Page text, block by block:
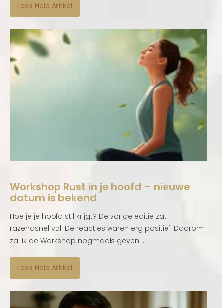
Lees Hele Artikel
Workshop Rust in je hoofd – nieuwe
datum is bekend
Hoe je je hoofd stil krijgt? De vorige editie zat
razendsnel vol. De reacties waren erg positief. Daarom
zal ik de Workshop nogmaals geven ...
Lees Hele Artikel